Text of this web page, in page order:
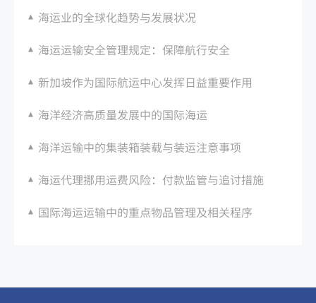
海运业的全球化趋势与发展状况
海运运输安全管理规定：保障航行安全
新加坡作为国际航运中心发挥日益重要作用
海洋经济高质量发展中的国际海运
海洋运输中的集装箱装载与装运注意事项
海运代理挪用运费风险：付款监管与追讨措施
国际海运运输中的重点物品管理及相关程序